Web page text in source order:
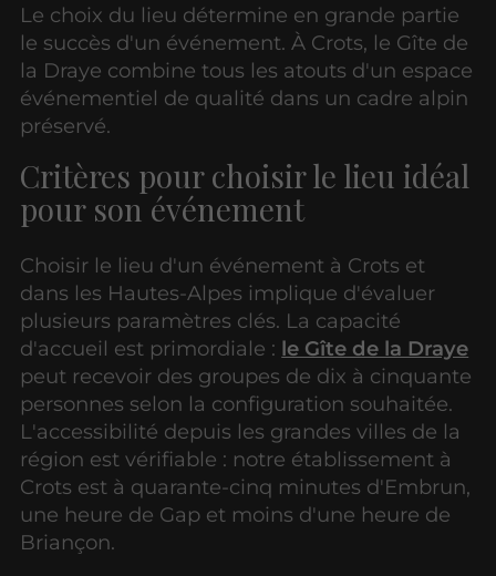
Le choix du lieu détermine en grande partie
le succès d'un événement. À Crots, le Gîte de
la Draye combine tous les atouts d'un espace
événementiel de qualité dans un cadre alpin
préservé.
Critères pour choisir le lieu idéal
pour son événement
Choisir le lieu d'un événement à Crots et
dans les Hautes-Alpes implique d'évaluer
plusieurs paramètres clés. La capacité
d'accueil est primordiale : le Gîte de la Draye
peut recevoir des groupes de dix à cinquante
personnes selon la configuration souhaitée.
L'accessibilité depuis les grandes villes de la
région est vérifiable : notre établissement à
Crots est à quarante-cinq minutes d'Embrun,
une heure de Gap et moins d'une heure de
Briançon.